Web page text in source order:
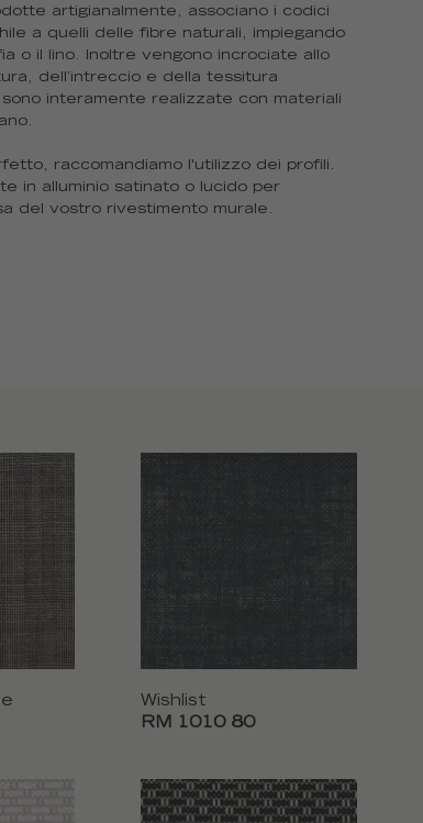
artigianalmente, associano i codici
a quelli delle fibre naturali, impiegando
o il lino. Inoltre vengono incrociate allo
dell’intreccio e della tessitura
interamente realizzate con materiali
raccomandiamo l'utilizzo dei profili.
in alluminio satinato o lucido per
del vostro rivestimento murale.
Wishlist
RM 1010 80